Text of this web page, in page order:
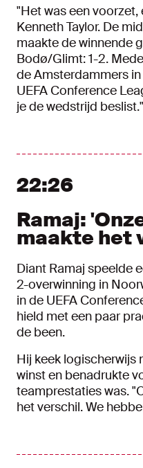
"Het was een
Kenneth Taylor. De
maakte de winnende
Bodø/Glimt: 1-2.
de Amsterdammers
UEFA Conference
je de wedstrijd beslist."
22:26
Ramaj:
maakte het
Diant Ramaj speelde
2-overwinning in
in de UEFA
hield met een paar
de been.
Hij keek logischerwijs
winst en benadrukte
teamprestaties was.
het verschil. We